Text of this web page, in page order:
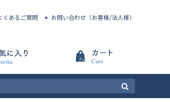
くあるご質問 お問い合わせ（お客様/法人様）